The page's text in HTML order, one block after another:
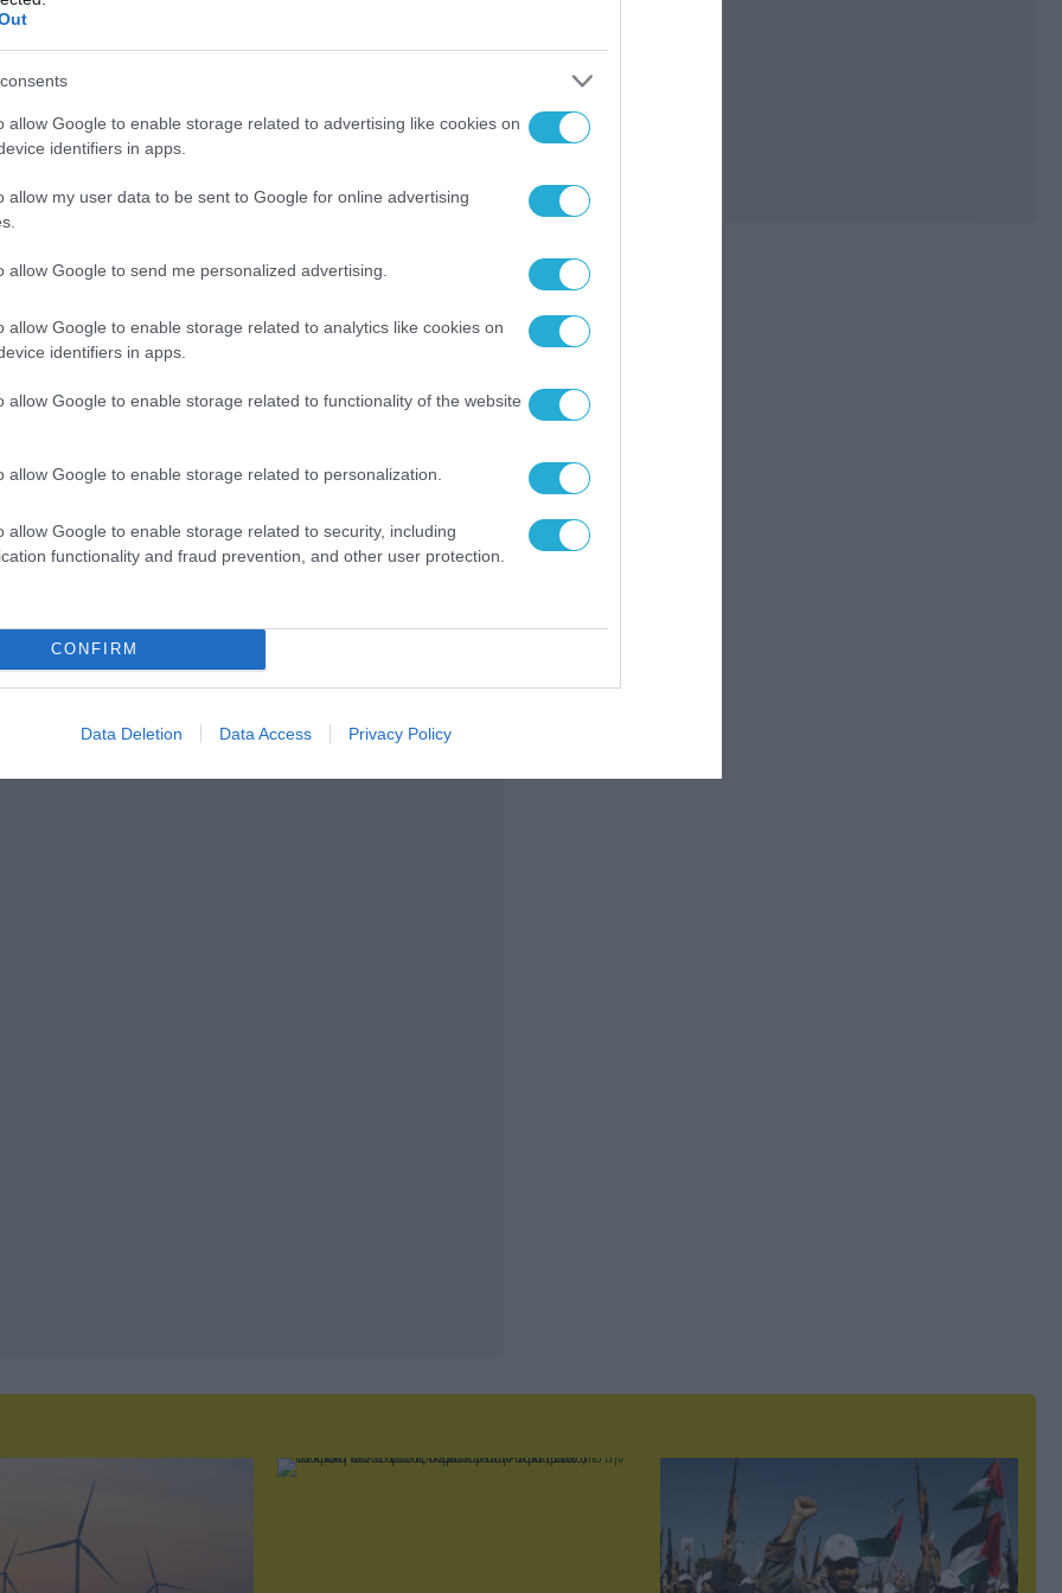
allow Google to enable storage related to advertising like cookies on
identifiers in apps.
allow my user data to be sent to Google for online advertising
allow Google to send me personalized advertising.
allow Google to enable storage related to analytics like cookies on
identifiers in apps.
allow Google to enable storage related to functionality of the website
allow Google to enable storage related to personalization.
allow Google to enable storage related to security, including
functionality and fraud prevention, and other user protection.
CONFIRM
Data Deletion Data Access Privacy Policy
Μπόβολος (@NikosBovolos)
φαρσέρ ότι η όλη σύνδεση έγινε την χρήση
ΑΡΘΡΟ